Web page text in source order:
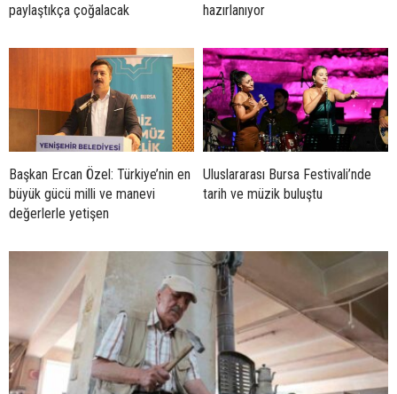
paylaştıkça çoğalacak
hazırlanıyor
Başkan Ercan Özel: Türkiye’nin en
büyük gücü milli ve manevi
değerlerle yetişen
Uluslararası Bursa Festivali’nde
tarih ve müzik buluştu